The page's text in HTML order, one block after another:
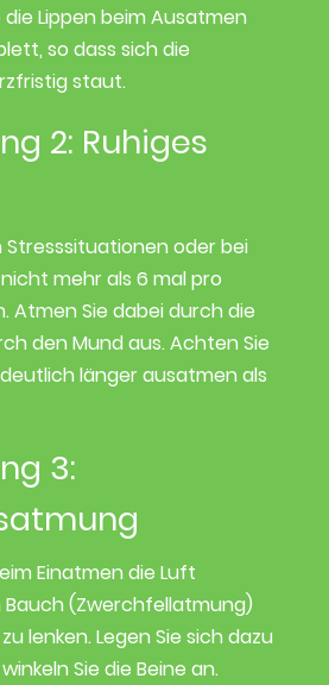
Lippen beim Ausatmen
so dass sich die
staut.
2: Ruhiges
Stresssituationen oder bei
mehr als 6 mal pro
Atmen Sie dabei durch die
den Mund aus. Achten Sie
länger ausatmen als
3:
Einatmen die Luft
(Zwerchfellatmung)
lenken. Legen Sie sich dazu
Sie die Beine an.